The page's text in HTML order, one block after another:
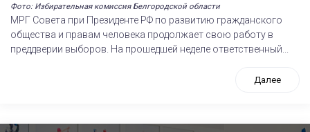
Фото: Избирательная комиссия Белгородской области
МРГ Совета при Президенте РФ по развитию гражданского
общества и правам человека продолжает свою работу в
преддверии выборов. На прошедшей неделе ответственный...
Далее